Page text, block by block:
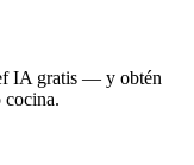
IA gratis — y obtén
cocina.